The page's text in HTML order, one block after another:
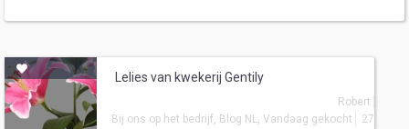
Lelies van kwekerij Gentily
Robert
Bij ons op het bedrijf, Blog NL, Vandaag gekocht
27